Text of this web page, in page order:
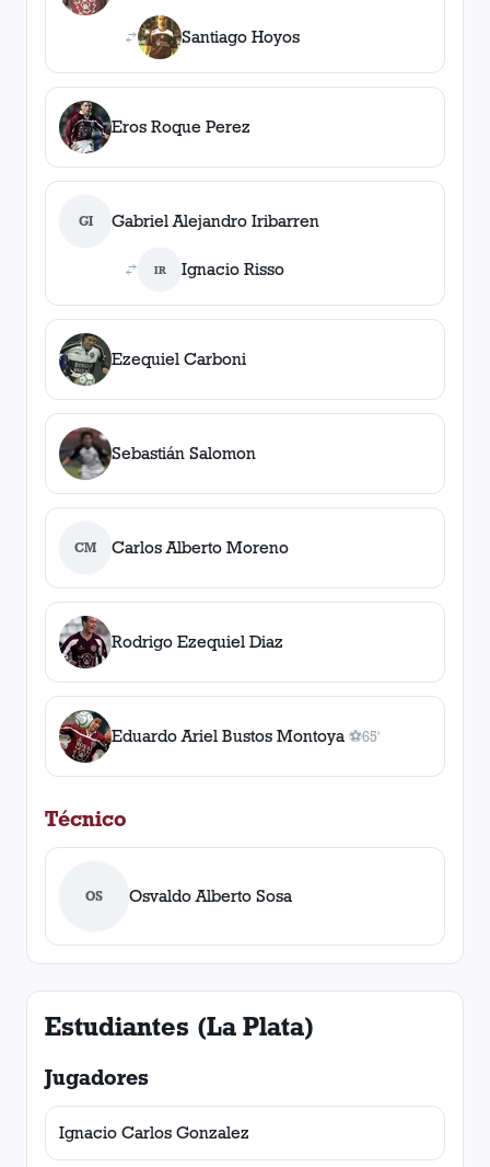
Santiago Hoyos
Eros Roque Perez
GI Gabriel Alejandro Iribarren
IR Ignacio Risso
Ezequiel Carboni
Sebastián Salomon
CM Carlos Alberto Moreno
Rodrigo Ezequiel Diaz
Eduardo Ariel Bustos Montoya ⚽
1gol
65'
Técnico
OS Osvaldo Alberto Sosa
Estudiantes (La Plata)
Jugadores
Ignacio Carlos Gonzalez